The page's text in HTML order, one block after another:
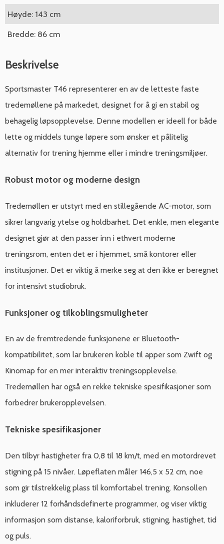
Høyde: 143 cm
Bredde: 86 cm
Beskrivelse
Sportsmaster T46 representerer en av de letteste faste
tredemøllene på markedet, designet for å gi en stabil og
behagelig løpsopplevelse. Denne modellen er ideell for både
lette og middels tunge løpere som ønsker et pålitelig
alternativ for trening hjemme eller i mindre treningsmiljøer.
Robust motor og moderne design
Tredemøllen er utstyrt med en stillegående AC-motor, som
sikrer langvarig ytelse og holdbarhet. Det enkle, men elegante
designet gjør at den passer inn i ethvert moderne
treningsrom, enten det er i hjemmet, små kontorer eller
institusjoner. Det er viktig å merke seg at den ikke er beregnet
for intensivt studiobruk.
Funksjoner og tilkoblingsmuligheter
En av de fremtredende funksjonene er Bluetooth-
kompatibilitet, som lar brukeren koble til apper som Zwift og
Kinomap for en mer interaktiv treningsopplevelse.
Tredemøllen har også en rekke tekniske spesifikasjoner som
forbedrer brukeropplevelsen.
Tekniske spesifikasjoner
Den tilbyr hastigheter fra 0,8 til 18 km/t, med en motordrevet
stigning på 15 nivåer. Løpeflaten måler 146,5 x 52 cm, noe
som gir tilstrekkelig plass til komfortabel trening. Konsollen
inkluderer 12 forhåndsdefinerte programmer, og viser viktig
informasjon som distanse, kaloriforbruk, stigning, hastighet, tid
og puls.